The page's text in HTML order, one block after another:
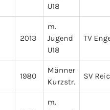
U18
2013
m.
Jugend
U18
TV
1980
Männer
Kurzstr.
SV
m.